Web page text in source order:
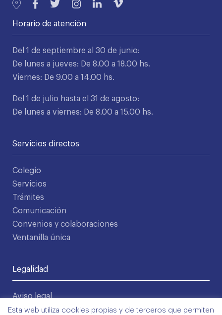
Horario de atención
Del 1 de septiembre al 30 de junio:
De lunes a jueves: De 8.00 a 18.00 hs.
Viernes: De 9.00 a 14.00 hs.
Del 1 de julio hasta el 31 de agosto:
De lunes a viernes: De 8.00 a 15.00 hs.
Servicios directos
Colegio
Servicios
Trámites
Comunicación
Convenios y colaboraciones
Ventanilla única
Legalidad
Aviso legal
Política de privacidad
Esta web utiliza cookies propias y de terceros que permiten